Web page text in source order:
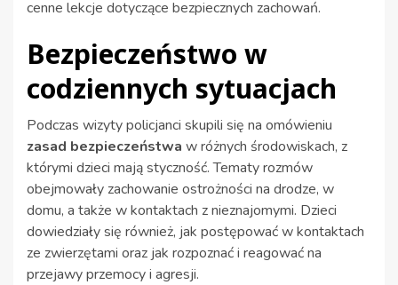
cenne lekcje dotyczące bezpiecznych zachowań.
Bezpieczeństwo w
codziennych sytuacjach
Podczas wizyty policjanci skupili się na omówieniu
zasad bezpieczeństwa w różnych środowiskach, z
którymi dzieci mają styczność. Tematy rozmów
obejmowały zachowanie ostrożności na drodze, w
domu, a także w kontaktach z nieznajomymi. Dzieci
dowiedziały się również, jak postępować w kontaktach
ze zwierzętami oraz jak rozpoznać i reagować na
przejawy przemocy i agresji.